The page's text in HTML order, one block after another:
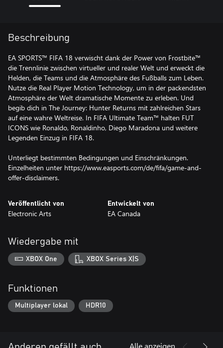
Beschreibung
EA SPORTS™ FIFA 18 verwischt dank der Power von Frostbite™
die Trennlinie zwischen virtueller und realer Welt und erweckt die
Helden, die Teams und die Atmosphäre des Fußballs zum Leben.
Nutze die Real Player Motion Technology, um in der packendsten
Atmosphäre der Welt dramatische Momente zu erleben. Und
begib dich in The Journey: Hunter Returns mit zahlreichen Stars
auf eine wahre Weltreise. In FIFA Ultimate Team™ halten FUT
ICONS wie Ronaldo, Ronaldinho, Diego Maradona und weitere
Legenden Einzug in FIFA 18.
Unterliegt bestimmten Bedingungen und Einschränkungen.
Einzelheiten unter https://www.easports.com/de/fifa/game-and-
offer-disclaimers.
Veröffentlicht von
Electronic Arts
Entwickelt von
EA Canada
Wiedergabe mit
XBOX One XBOX Series X|S
Funktionen
Multiplayer lokal HDR10
Alle anzeigen